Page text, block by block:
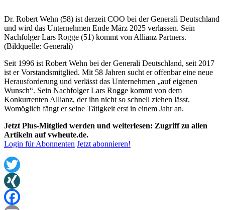
Dr. Robert Wehn (58) ist derzeit COO bei der Generali Deutschland
und wird das Unternehmen Ende März 2025 verlassen. Sein
Nachfolger Lars Rogge (51) kommt von Allianz Partners.
(Bildquelle: Generali)
Seit 1996 ist Robert Wehn bei der Generali Deutschland, seit 2017
ist er Vorstandsmitglied. Mit 58 Jahren sucht er offenbar eine neue
Herausforderung und verlässt das Unternehmen „auf eigenen
Wunsch“. Sein Nachfolger Lars Rogge kommt von dem
Konkurrenten Allianz, der ihn nicht so schnell ziehen lässt.
Womöglich fängt er seine Tätigkeit erst in einem Jahr an.
Jetzt Plus-Mitglied werden und weiterlesen: Zugriff zu allen
Artikeln auf vwheute.de.
Login für Abonnenten Jetzt abonnieren!
Twitter
XING